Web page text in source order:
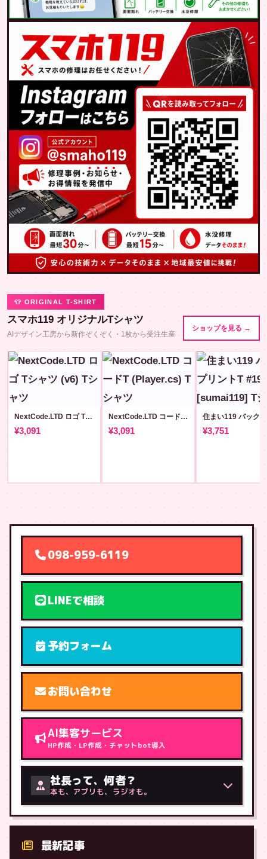
👕 ORIGINAL T-SHIRT
スマホ119 オリジナルTシャツ
AIデザイン工房から新作ぞくぞく・1枚から受注生産
ショップを見る →
NextCode.LTD ロゴ Tシャツ (v6)
¥3,091
NextCode.LTD コードT (Player.cs)
¥3,091 ¥3,751
098-959-6119
LINEで相談
予約フォーム
お問い合わせ
AI集客サービス
HP作成・LP作成・チャットbot導入
社長って、何者？
本も、アプリも、ラジオも。
最新記事